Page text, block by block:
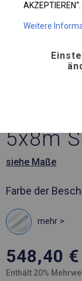
5x8m
siehe Maße
Farbe der
mehr >
548,40 €
Enthält 20%
AKZEPTIEREN“.
Weitere